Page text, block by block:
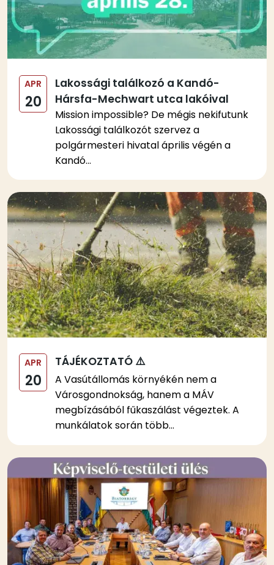
APR
20
Lakossági találkozó a Kandó-
Hársfa-Mechwart utca lakóival
Mission impossible? De mégis nekifutunk
Lakossági találkozót szervez a
polgármesteri hivatal április végén a
Kandó...
Kép
APR
20
TÁJÉKOZTATÓ ⚠️
A Vasútállomás környékén nem a
Városgondnokság, hanem a MÁV
megbízásából fűkaszálást végeztek. A
munkálatok során több...
Kép